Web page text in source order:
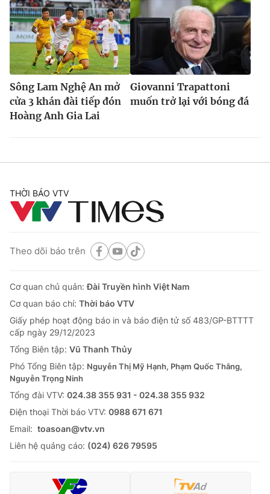
Sông Lam Nghệ An mở
cửa 3 khán đài tiếp đón
Hoàng Anh Gia Lai
Giovanni Trapattoni
muốn trở lại với bóng đá
THỜI BÁO VTV
Theo dõi báo trên
Cơ quan chủ quản:Đài Truyền hình Việt Nam
Cơ quan báo chí: Thời báo VTV
Giấy phép hoạt động báo in và báo điện tử số 483/GP-BTTTT
cấp ngày 29/12/2023
Tổng Biên tập: Vũ Thanh Thủy
Phó Tổng Biên tập: Nguyễn Thị Mỹ Hạnh, Phạm Quốc Thắng,
Nguyễn Trọng Ninh
Tổng đài VTV: 024.38 355 931 - 024.38 355 932
Ðiện thoại Thời báo VTV: 0988 671 671
Email: toasoan@vtv.vn
Liên hệ quảng cáo: (024) 626 79595